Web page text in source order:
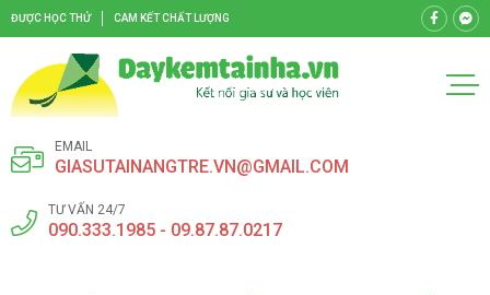
ĐƯỢC HỌC THỬ CAM KẾT CHẤT LƯỢNG
EMAIL
GIASUTAINANGTRE.VN@GMAIL.COM
TƯ VẤN 24/7
090.333.1985 - 09.87.87.0217